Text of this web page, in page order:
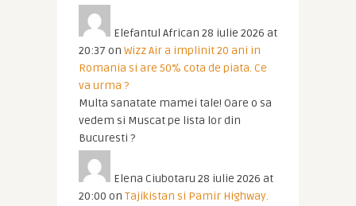
Elefantul African 28 iulie 2026 at
20:37 on Wizz Air a implinit 20 ani in
Romania si are 50% cota de piata. Ce
va urma ?
Multa sanatate mamei tale! Oare o sa
vedem si Muscat pe lista lor din
Bucuresti ?
Elena Ciubotaru 28 iulie 2026 at
20:00 on Tajikistan si Pamir Highway.